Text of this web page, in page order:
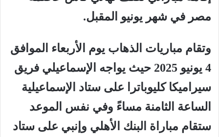
مصر في شهر يونيو المقبل.
وتقام مباريات الذهاب يوم الأربعاء الموافق
4 يونيو 2025 حيث يواجه الإسماعيلي فريق
سيراميكا كليوباترا على ستاد الإسماعيلية
الساعة الثامنة مساءً وفي نفس الموعد
ستقام مباراة البنك الأهلي وإنبي على ستاد